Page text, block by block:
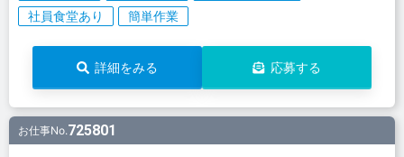
社員食堂あり
簡単作業
詳細をみる 応募する
お仕事No.725801